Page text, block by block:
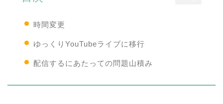
時間変更
ゆっくりYouTubeライブに移行
配信するにあたっての問題山積み